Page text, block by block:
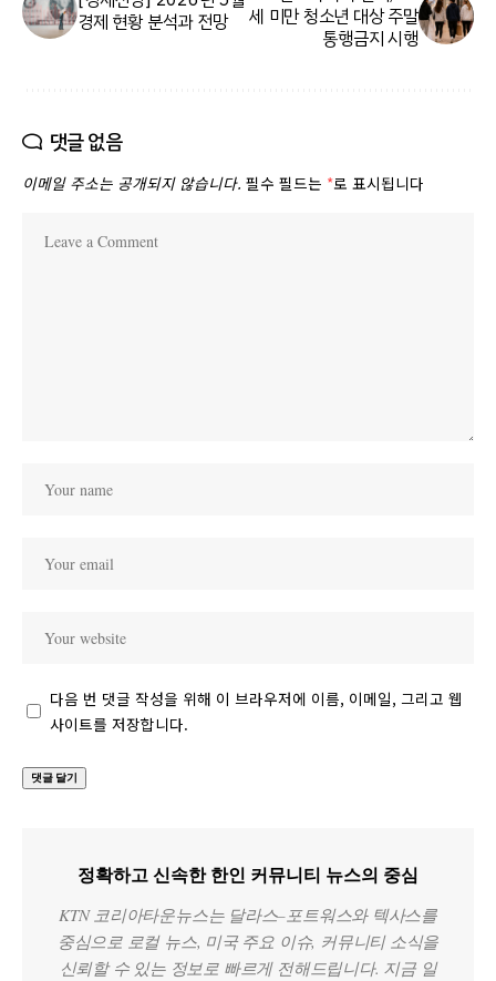
경제 현황 분석과 전망
세 미만 청소년 대상 주말
통행금지 시행
댓글 없음
이메일 주소는 공개되지 않습니다. 필수 필드는 *로 표시됩니다
다음 번 댓글 작성을 위해 이 브라우저에 이름, 이메일, 그리고 웹
사이트를 저장합니다.
정확하고 신속한 한인 커뮤니티 뉴스의 중심
KTN 코리아타운뉴스는 달라스–포트워스와 텍사스를
중심으로 로컬 뉴스, 미국 주요 이슈, 커뮤니티 소식을
신뢰할 수 있는 정보로 빠르게 전해드립니다. 지금 일